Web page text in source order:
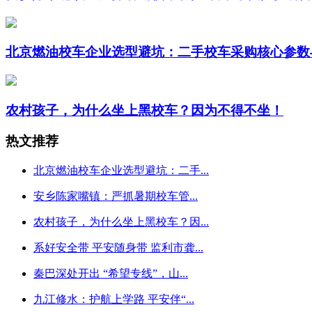
北京燃油校车企业选型避坑：二手校车采购核心参
农村孩子，为什么坐上黑校车？因为不得不坐！
热文推荐
北京燃油校车企业选型避坑：二手...
安乡陈家嘴镇：严抓暑期校车管...
农村孩子，为什么坐上黑校车？因...
系好安全带 平安随身带 监利市龚...
秦巴深处开出 “希望专线”，山...
九江修水：护航上学路 平安伴“...